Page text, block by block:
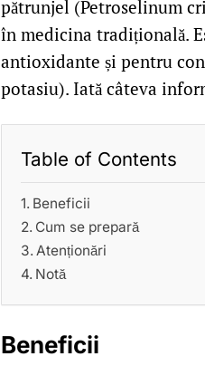
pătrunjel (Petroselinum
în medicina tradițională.
antioxidante și pentru
potasiu). Iată câteva
Table of Contents
Beneficii
Cum se prepară
Atenționări
Notă
Beneficii